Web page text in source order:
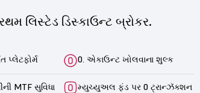
લિસ્ટેડ ડિસ્કાઉન્ટ બ્રોકર.
પ્લેટફોર્મ 0. એકાઉન્ટ ખોલવાના શુલ્ક
MTF સુવિધા
મ્યુચ્યુઅલ ફંડ પર 0 ટ્રાન્ઝૅક્શન